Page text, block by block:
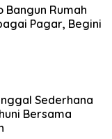
Bangun Rumah
Pagar, Begini
Sederhana
Bersama